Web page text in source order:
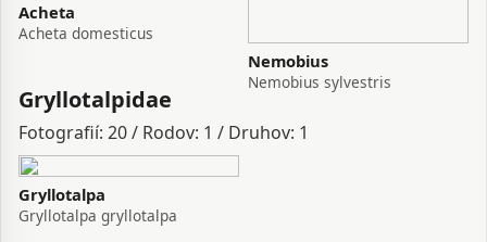
Acheta
Acheta domesticus
Nemobius
Nemobius sylvestris
Gryllotalpidae
Fotografií: 20 / Rodov: 1 / Druhov: 1
Gryllotalpa
Gryllotalpa gryllotalpa